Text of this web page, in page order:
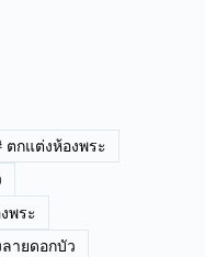
ตกแต่งห้องพระ
พระ
ายดอกบัว